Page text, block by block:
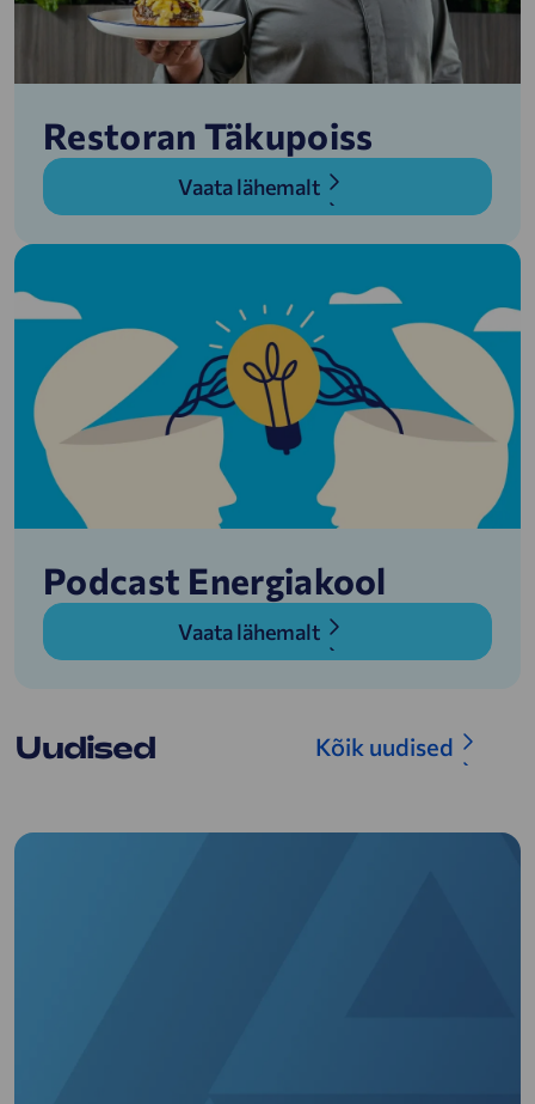
Restoran Täkupoiss
Vaata lähemalt
Podcast Energiakool
Vaata lähemalt
Uudised Kõik uudised